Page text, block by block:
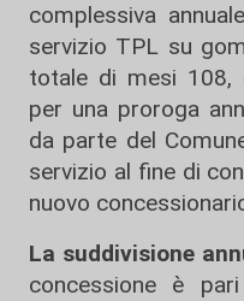
complessiva
servizio TPL su
totale di mesi
per una proroga
da parte del
servizio al fine di
nuovo
La suddivisione
concessione è